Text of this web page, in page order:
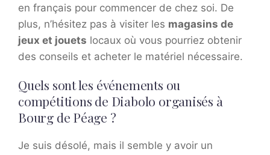
en français pour commencer de chez soi. De
plus, n’hésitez pas à visiter les magasins de
jeux et jouets locaux où vous pourriez obtenir
des conseils et acheter le matériel nécessaire.
Quels sont les événements ou
compétitions de Diabolo organisés à
Bourg de Péage ?
Je suis désolé, mais il semble y avoir un